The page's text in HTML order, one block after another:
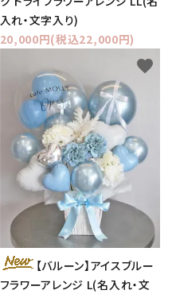
入れ・文字入り)
20,000円(税込22,000円)
【バルーン】アイスブルー
フラワーアレンジ L(名入れ・文
favorite